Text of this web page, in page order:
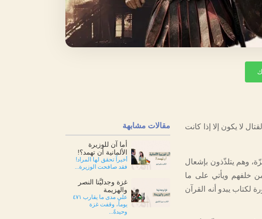
مقالات مشابهة
أما آن للوزيرة
الألمانية أن تهمد؟!
أخيراً تحقق لها المراد!
فقد صافحت الوزيرة...
غزة وجدليَّتا النصر
والهزيمة
على مدى ما يقارب ٤٧١
يوماً، وقفت غزة
وحيدةً...
لا يكون إلا إذا كانت
وهم يتلذّذون بإشعال
خلفهم ويأتي على ما
يبدو أنه القرآن